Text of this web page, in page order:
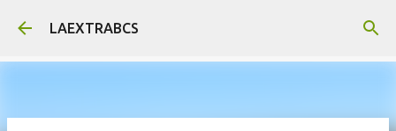
Ir al contenido principal
LAEXTRABCS